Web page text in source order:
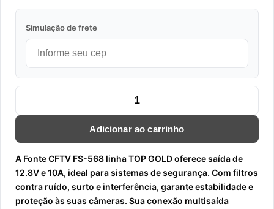
Simulação de frete
FONTE 12.8V X 10A MULTISSAIDA COM COOLER FS-568
Adicionar ao carrinho
A Fonte CFTV FS-568 linha TOP GOLD oferece saída de
12.8V e 10A, ideal para sistemas de segurança. Com filtros
contra ruído, surto e interferência, garante estabilidade e
proteção às suas câmeras. Sua conexão multisaída